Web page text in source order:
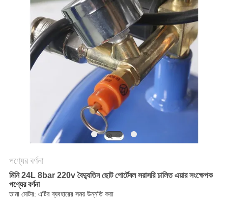
একটি
উদ্ধৃতি
অনুরোধ
PRIVACY
POLICY
পণ্যের বর্ণনা
মিনি 24L 8bar 220v বৈদ্যুতিন ছোট পোর্টেবল সরাসরি চালিত এয়ার সংক্ষেপক
পণ্যের বর্ণনা
তামা মোটর: এটির ব্যবহারের সময় উন্নতি করা